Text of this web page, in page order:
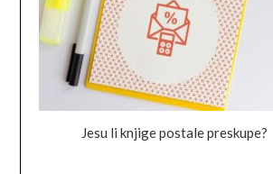
Jesu li knjige postale preskupe?